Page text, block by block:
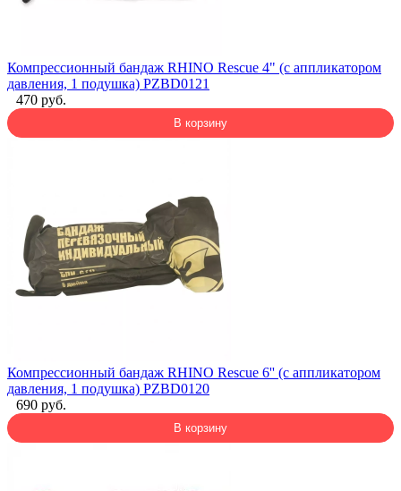
Компрессионный бандаж RHINO Rescue 4" (с аппликатором
давления, 1 подушка) PZBD0121
470 руб.
В корзину
Компрессионный бандаж RHINO Rescue 6'' (с аппликатором
давления, 1 подушка) PZBD0120
690 руб.
В корзину